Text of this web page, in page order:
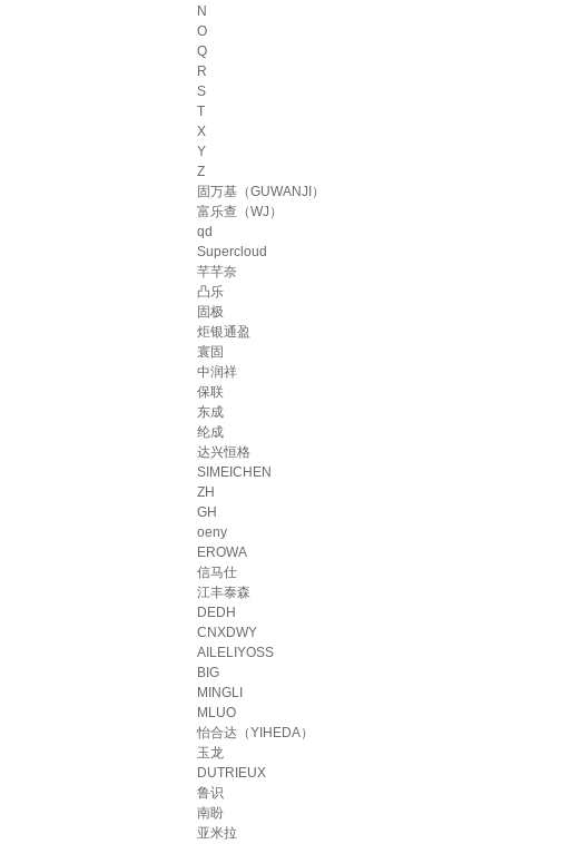
N
O
Q
R
S
T
X
Y
Z
固万基（GUWANJI）
富乐查（WJ）
qd
Supercloud
芊芊奈
凸乐
固极
炬银通盈
寰固
中润祥
保联
东成
纶成
达兴恒格
SIMEICHEN
ZH
GH
oeny
EROWA
信马仕
江丰泰森
DEDH
CNXDWY
AILELIYOSS
BIG
MINGLI
MLUO
怡合达（YIHEDA）
玉龙
DUTRIEUX
鲁识
南盼
亚米拉